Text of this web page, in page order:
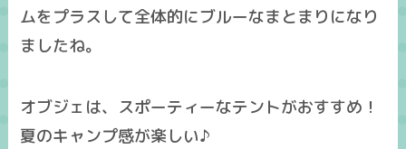
ムをプラスして全体的にブルーなまとまりになり
ましたね。
オブジェは、スポーティーなテントがおすすめ！
夏のキャンプ感が楽しい♪